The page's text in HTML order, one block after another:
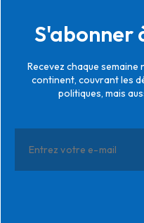
S'abonner
Recevez chaque
continent, couvrant les
politiques, mais